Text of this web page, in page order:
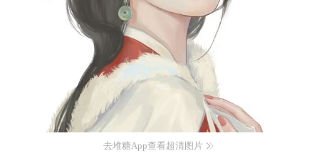
去堆糖App查看超清图片